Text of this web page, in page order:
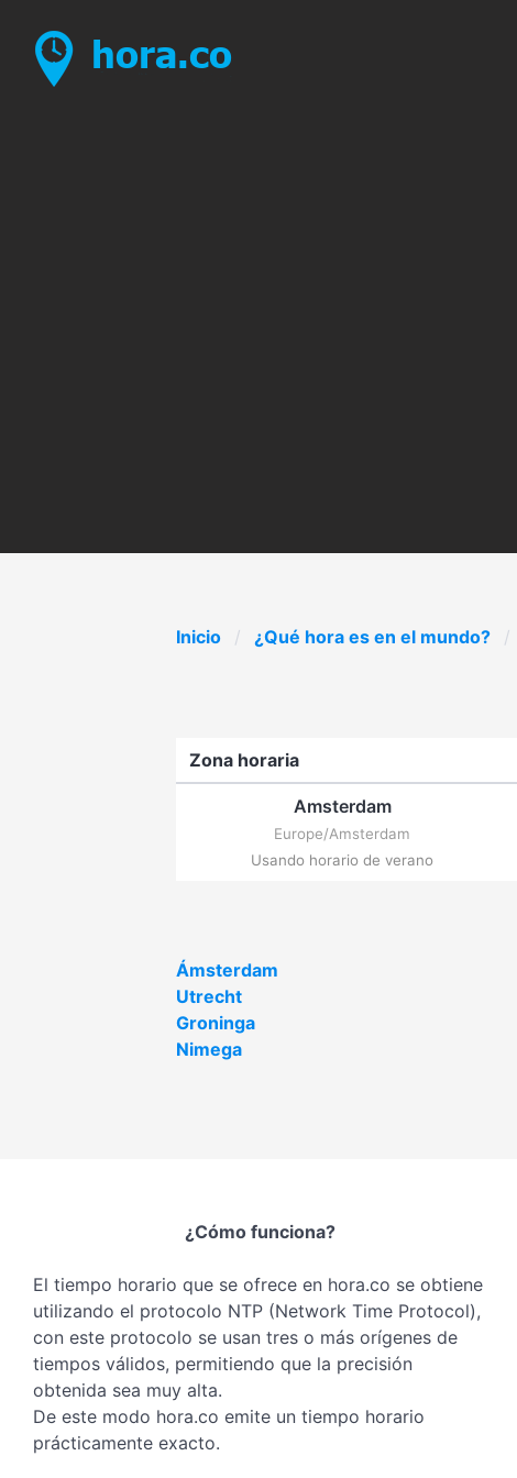
Inicio ¿Qué hora es en el mundo?
Zona horaria
Amsterdam
Europe/Amsterdam
Usando horario de verano
Ámsterdam
Utrecht
Groninga
Nimega
¿Cómo funciona?
El tiempo horario que se ofrece en hora.co se obtiene
utilizando el protocolo NTP (Network Time Protocol),
con este protocolo se usan tres o más orígenes de
tiempos válidos, permitiendo que la precisión
obtenida sea muy alta.
De este modo hora.co emite un tiempo horario
prácticamente exacto.